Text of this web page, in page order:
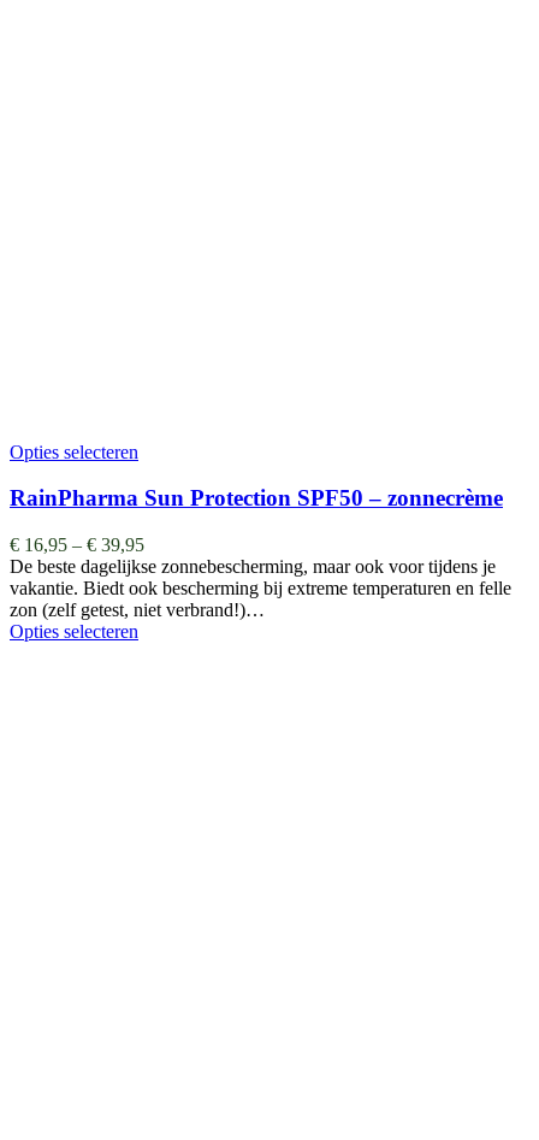
Opties selecteren
RainPharma Sun Protection SPF50 – zonnecrème
€ 16,95 – € 39,95
De beste dagelijkse zonnebescherming, maar ook voor tijdens je
vakantie. Biedt ook bescherming bij extreme temperaturen en felle
zon (zelf getest, niet verbrand!)…
Opties selecteren